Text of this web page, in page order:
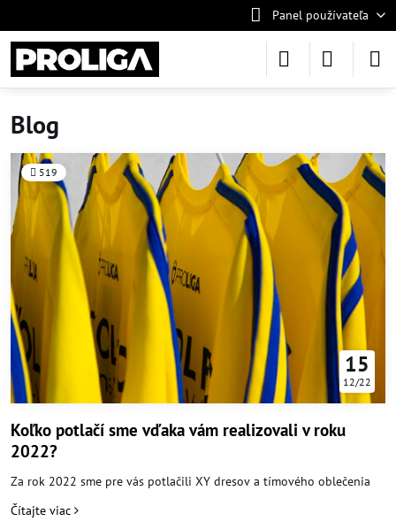
Panel používateľa
Blog
519
15
12/22
Koľko potlačí sme vďaka vám realizovali v roku
2022?
Za rok 2022 sme pre vás potlačili XY dresov a tímového oblečenia
Čítajte viac